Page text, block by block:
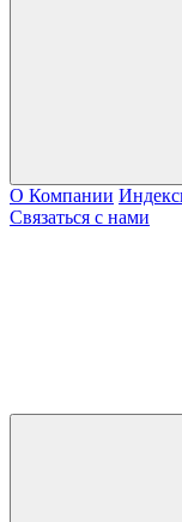
О Компании
Связаться с нами